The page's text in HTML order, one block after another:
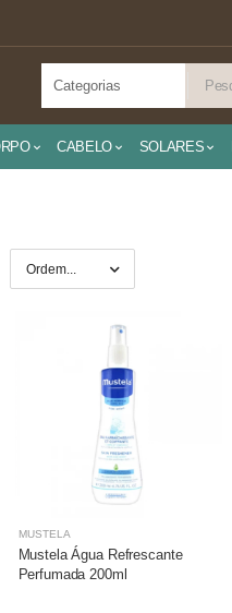
CABELO SOLARES
MUSTELA
Mustela Água Refrescante
Perfumada 200ml